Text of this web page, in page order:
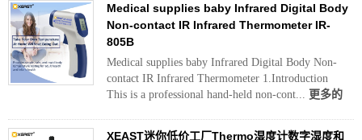
Medical supplies baby Infrared Digital Body
Non-contact IR Infrared Thermometer IR-
805B
Medical supplies baby Infrared Digital Body Non-
contact IR Infrared Thermometer 1.Introduction
This is a professional hand-held non-cont... 更多的
XEAST迷你低价工厂Thermo湿度计数字湿度和